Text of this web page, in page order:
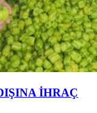
İHRAÇ